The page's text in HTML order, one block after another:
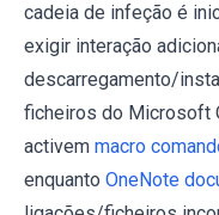
cadeia de infeção é
exigir interação
descarregamento/
ficheiros do Microsoft
activem macro
enquanto OneNote